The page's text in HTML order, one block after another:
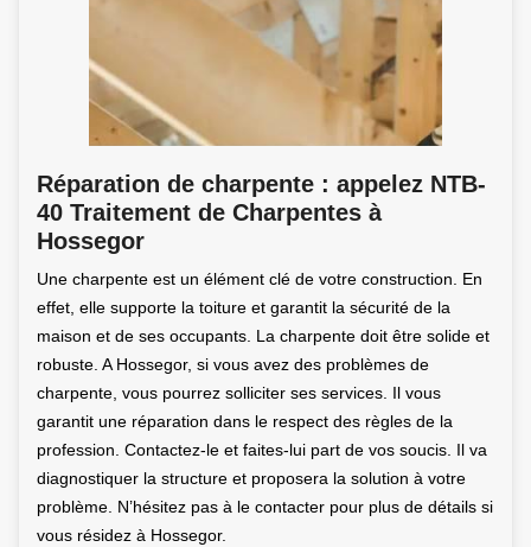
Réparation de charpente : appelez NTB-
40 Traitement de Charpentes à
Hossegor
Une charpente est un élément clé de votre construction. En
effet, elle supporte la toiture et garantit la sécurité de la
maison et de ses occupants. La charpente doit être solide et
robuste. A Hossegor, si vous avez des problèmes de
charpente, vous pourrez solliciter ses services. Il vous
garantit une réparation dans le respect des règles de la
profession. Contactez-le et faites-lui part de vos soucis. Il va
diagnostiquer la structure et proposera la solution à votre
problème. N’hésitez pas à le contacter pour plus de détails si
vous résidez à Hossegor.